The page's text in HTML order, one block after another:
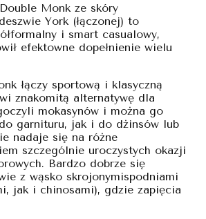
Monk ze skóry
York (łączonej) to
i smart casualowy,
efektowne dopełnienie wielu
łączy sportową i klasyczną
znakomitą alternatywę dla
mokasynów i można go
garnituru, jak i do dżinsów lub
nadaje się na różne
szczególnie uroczystych okazji
Bardzo dobrze się
z wąsko skrojonymispodniami
jak i chinosami), gdzie zapięcia